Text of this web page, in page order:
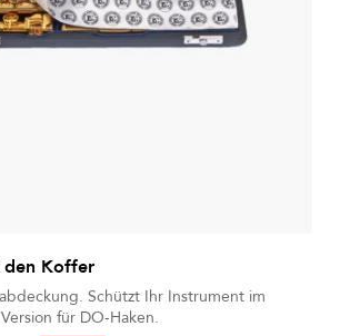
Koffer
Schützt Ihr Instrument im
für DO-Haken.